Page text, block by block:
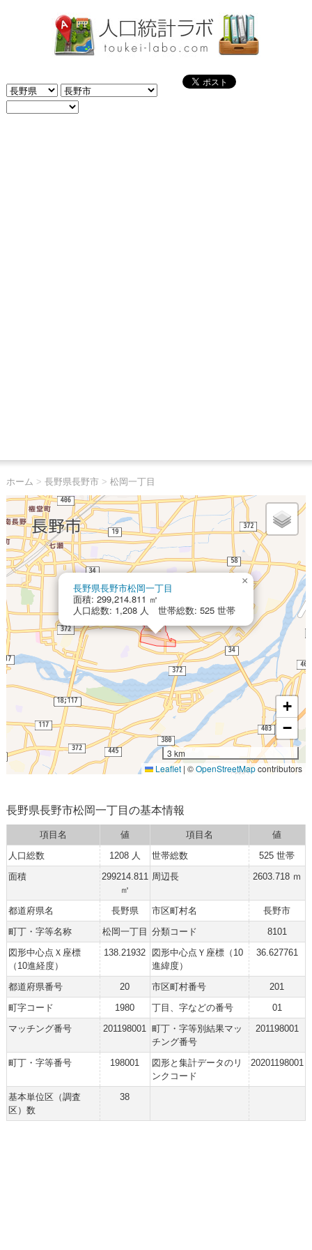
ホーム > 長野県長野市> 松岡一丁目
長野県長野市松岡一丁目
面積: 299,214.811 ㎡
人口総数: 1,208 人 世帯総数: 525 世帯
×
+
−
3 km
Leaflet | ©OpenStreetMapcontributors
長野県長野市松岡一丁目の基本情報
項目名 値 項目名
値
人口総数
1208 人 世帯総数
525 世帯
面積
299214.811
㎡
周辺長 2603.718 ｍ
都道府県名 長野県 市区町村名
長野市
町丁・字等名称
松岡一丁目 分類コード
8101
図形中心点Ｘ座標
（10進経度）
138.21932
図形中心点Ｙ座標（10
進緯度）
36.627761
都道府県番号 20 市区町村番号
201
町字コード
1980 丁目、字などの番号
01
マッチング番号
201198001 町丁・字等別結果マッ
チング番号
201198001
町丁・字等番号 198001
図形と集計データのリ
ンクコード
20201198001
基本単位区（調査
区）数
38